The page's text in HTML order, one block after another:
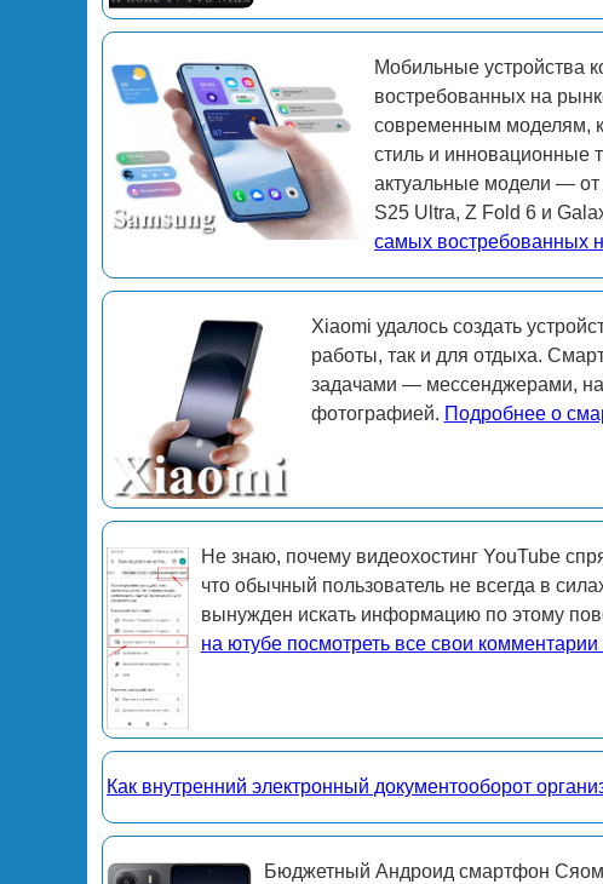
Мобильные устройства
востребованных на
современным моделям,
стиль и инновационные
актуальные модели —
S25 Ultra, Z Fold 6 и
самых востребованных
Xiaomi удалось создать
работы, так и для отдыха.
задачами — мессенджерами,
фотографией. Подробнее о
Не знаю, почему видеохостинг YouTube
что обычный пользователь не всегда в
вынужден искать информацию по этому
на ютубе посмотреть все свои комментарии
Как внутренний электронный документооборот
Бюджетный Андроид смартфон